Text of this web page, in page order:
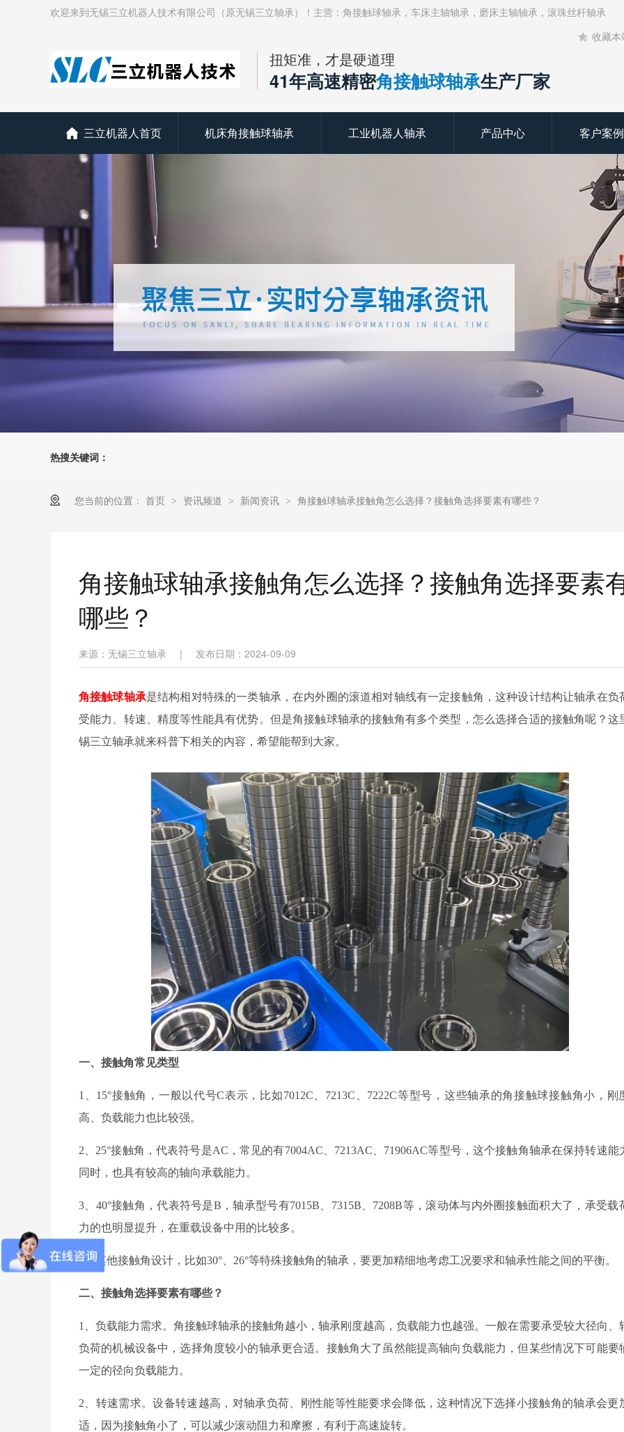
欢迎来到无锡三立机器人技术有限公司（原无锡三立轴承）！主营：角接触球轴承，车床主轴轴承，磨床主轴轴承，滚珠丝杆轴承
收藏本
扭矩准，才是硬道理
41年高速精密角接触球轴承生产厂家
三立机器人首页 机床角接触球轴承 工业机器人轴承 产品中心 客户案例
热搜关键词：
您当前的位置： 首页 > 资讯频道 > 新闻资讯 > 角接触球轴承接触角怎么选择？接触角选择要素有哪些？
角接触球轴承接触角怎么选择？接触角选择要素
哪些？
来源：无锡三立轴承 | 发布日期：2024-09-09
角接触球轴承是结构相对特殊的一类轴承，在内外圈的滚道相对轴线有一定接触角，这种设计结构让轴承在负
受能力、转速、精度等性能具有优势。但是角接触球轴承的接触角有多个类型，怎么选择合适的接触角呢？这
锡三立轴承就来科普下相关的内容，希望能帮到大家。
一、接触角常见类型
1、15°接触角，一般以代号C表示，比如7012C、7213C、7222C等型号，这些轴承的角接触球接触角小，刚
高、负载能力也比较强。
2、25°接触角，代表符号是AC，常见的有7004AC、7213AC、71906AC等型号，这个接触角轴承在保持转速能
同时，也具有较高的轴向承载能力。
3、40°接触角，代表符号是B，轴承型号有7015B、7315B、7208B等，滚动体与内外圈接触面积大了，承受载
力的也明显提升，在重载设备中用的比较多。
4、其他接触角设计，比如30°、26°等特殊接触角的轴承，要更加精细地考虑工况要求和轴承性能之间的平衡。
二、接触角选择要素有哪些？
1、负载能力需求。角接触球轴承的接触角越小，轴承刚度越高，负载能力也越强。一般在需要承受较大径向、
负荷的机械设备中，选择角度较小的轴承更合适。接触角大了虽然能提高轴向负载能力，但某些情况下可能要
一定的径向负载能力。
2、转速需求。设备转速越高，对轴承负荷、刚性能等性能要求会降低，这种情况下选择小接触角的轴承会更
适，因为接触角小了，可以减少滚动阻力和摩擦，有利于高速旋转。